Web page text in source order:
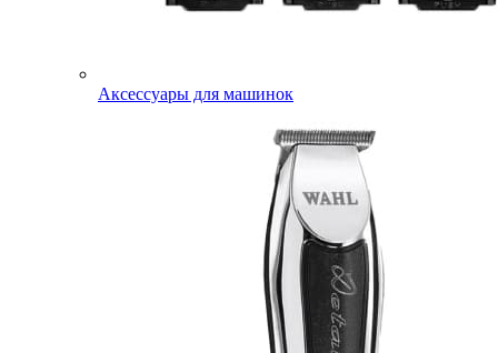
Аксессуары для машинок